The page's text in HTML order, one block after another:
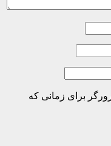
برای زمانی که